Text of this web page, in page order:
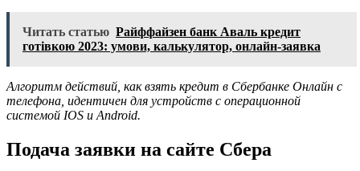
Читать статью Райффайзен банк Аваль кредит
готівкою 2023: умови, калькулятор, онлайн-заявка
Алгоритм действий, как взять кредит в Сбербанке Онлайн с
телефона, идентичен для устройств с операционной
системой IOS и Android.
Подача заявки на сайте Сбера